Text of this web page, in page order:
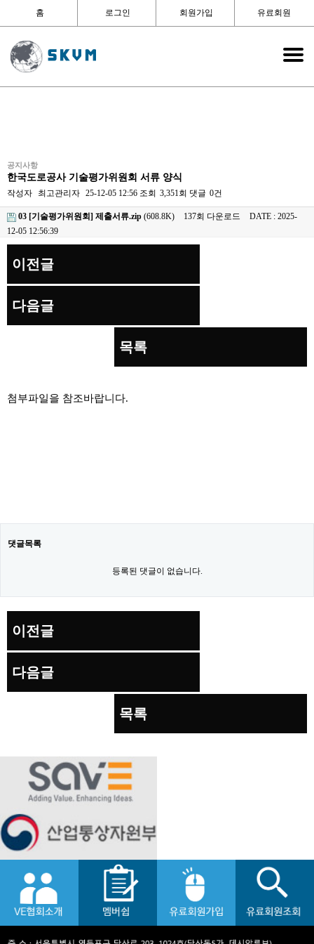
홈 로그인 회원가입 유료회원
공지사항
한국도로공사 기술평가위원회 서류 양식
작성자 최고관리자 25-12-05 12:56 조회 3,351회 댓글 0건
03 [기술평가위원회] 제출서류.zip (608.8K) 137회 다운로드
DATE : 2025-
12-05 12:56:39
이전글
다음글
목록
첨부파일을 참조바랍니다.
댓글목록
등록된 댓글이 없습니다.
이전글
다음글
목록